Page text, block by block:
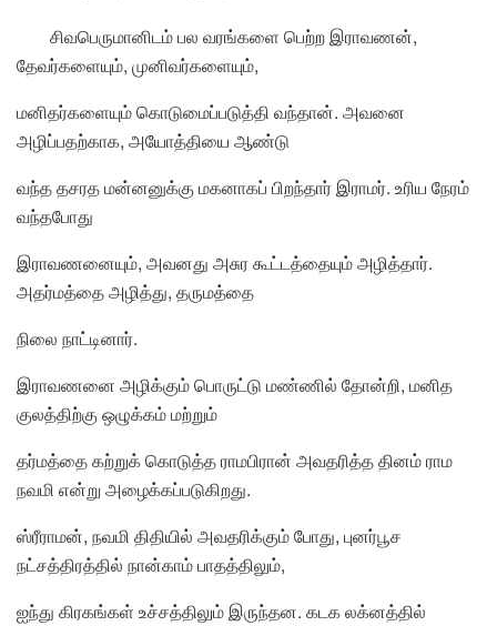
சிவபெருமானிடம் பல வரங்களை பெற்ற இராவணன்,
தேவர்களையும், முனிவர்களையும்,
மனிதர்களையும் கொடுமைப்படுத்தி வந்தான். அவனை
அழிப்பதற்காக, அயோத்தியை ஆண்டு
வந்த தசரத மன்னனுக்கு மகனாகப் பிறந்தார் இராமர். உரிய நேரம்
வந்தபோது
இராவணனையும், அவனது அசுர கூட்டத்தையும் அழித்தார்.
அதர்மத்தை அழித்து, தருமத்தை
நிலை நாட்டினார்.
இராவணனை அழிக்கும் பொருட்டு மண்ணில் தோன்றி, மனித
குலத்திற்கு ஒழுக்கம் மற்றும்
தர்மத்தை கற்றுக் கொடுத்த ராமபிரான் அவதரித்த தினம் ராம
நவமி என்று அழைக்கப்படுகிறது.
ஸ்ரீராமன், நவமி திதியில் அவதரிக்கும் போது, புனர்பூச
நட்சத்திரத்தில் நான்காம் பாதத்திலும்,
ஐந்து கிரகங்கள் உச்சத்திலும் இருந்தன. கடக லக்னத்தில்